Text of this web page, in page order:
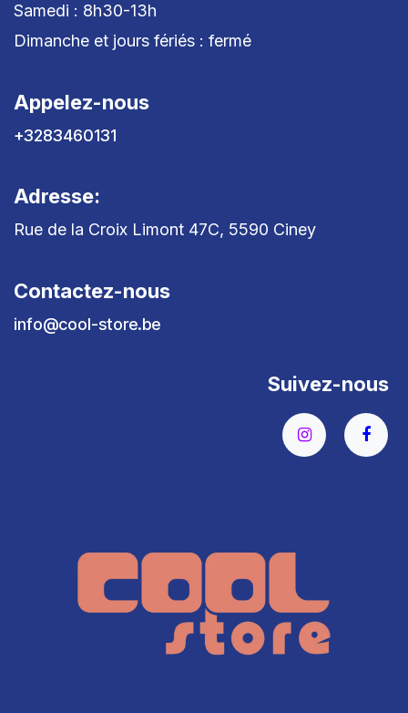
Samedi : 8h30-13h
Dimanche et jours fériés : fermé
Appelez-nous
+3283460131
Adresse:
Rue de la Croix Limont 47C, 5590 Ciney
Contactez-nous
info@cool-store.be
Suivez-nous